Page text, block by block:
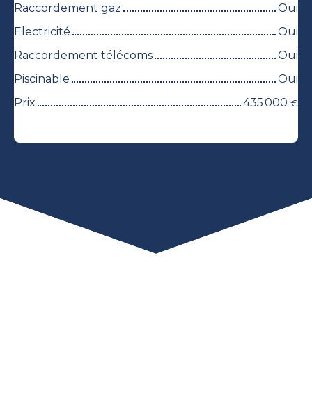
Raccordement gaz
Oui
Electricité
Oui
Raccordement télécoms
Oui
Piscinable
Oui
Prix
435 000 €